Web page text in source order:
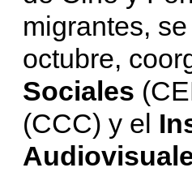
migrantes,
octubre,
Sociales
(CCC) y el